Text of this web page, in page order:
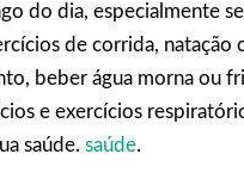
do dia, especialmente
de corrida, natação
beber água morna ou
e exercícios
saúde. saúde.